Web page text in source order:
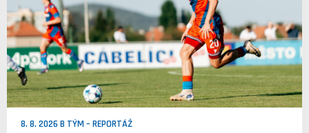
8. 8. 2026 B TÝM – REPORTÁŽ